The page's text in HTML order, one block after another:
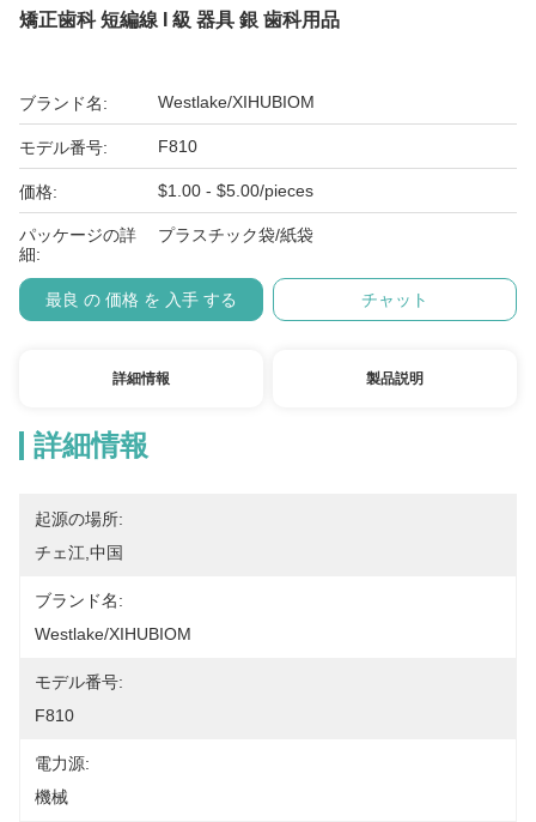
矯正歯科 短編線 I 級 器具 銀 歯科用品
ブランド名: Westlake/XIHUBIOM
モデル番号: F810
価格: $1.00 - $5.00/pieces
パッケージの詳
細:
プラスチック袋/紙袋
最良 の 価格 を 入手 する チャット
詳細情報 製品説明
詳細情報
起源の場所:
チェ江,中国
ブランド名:
Westlake/XIHUBIOM
モデル番号:
F810
電力源:
機械